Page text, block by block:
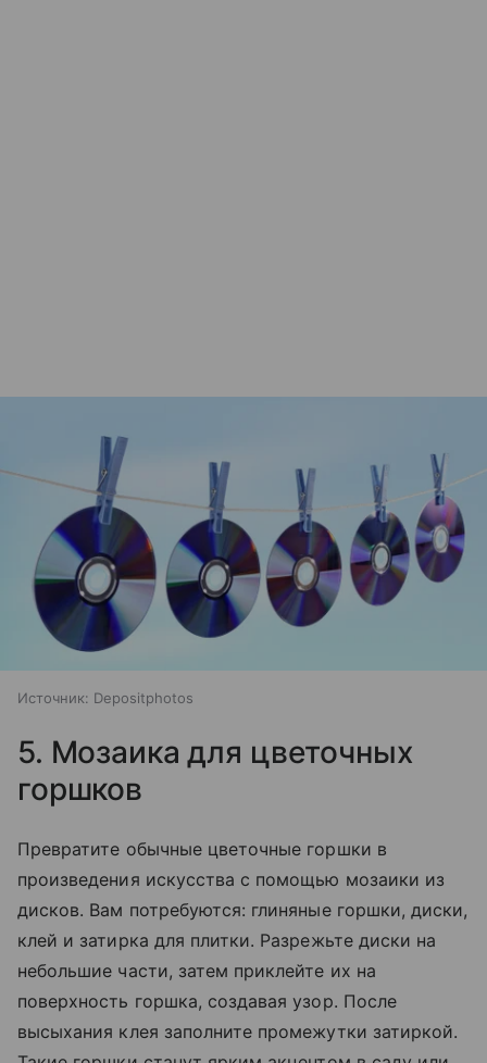
Источник: Depositphotos
5. Мозаика для цветочных
горшков
Превратите обычные цветочные горшки в
произведения искусства с помощью мозаики из
дисков. Вам потребуются: глиняные горшки, диски,
клей и затирка для плитки. Разрежьте диски на
небольшие части, затем приклейте их на
поверхность горшка, создавая узор. После
высыхания клея заполните промежутки затиркой.